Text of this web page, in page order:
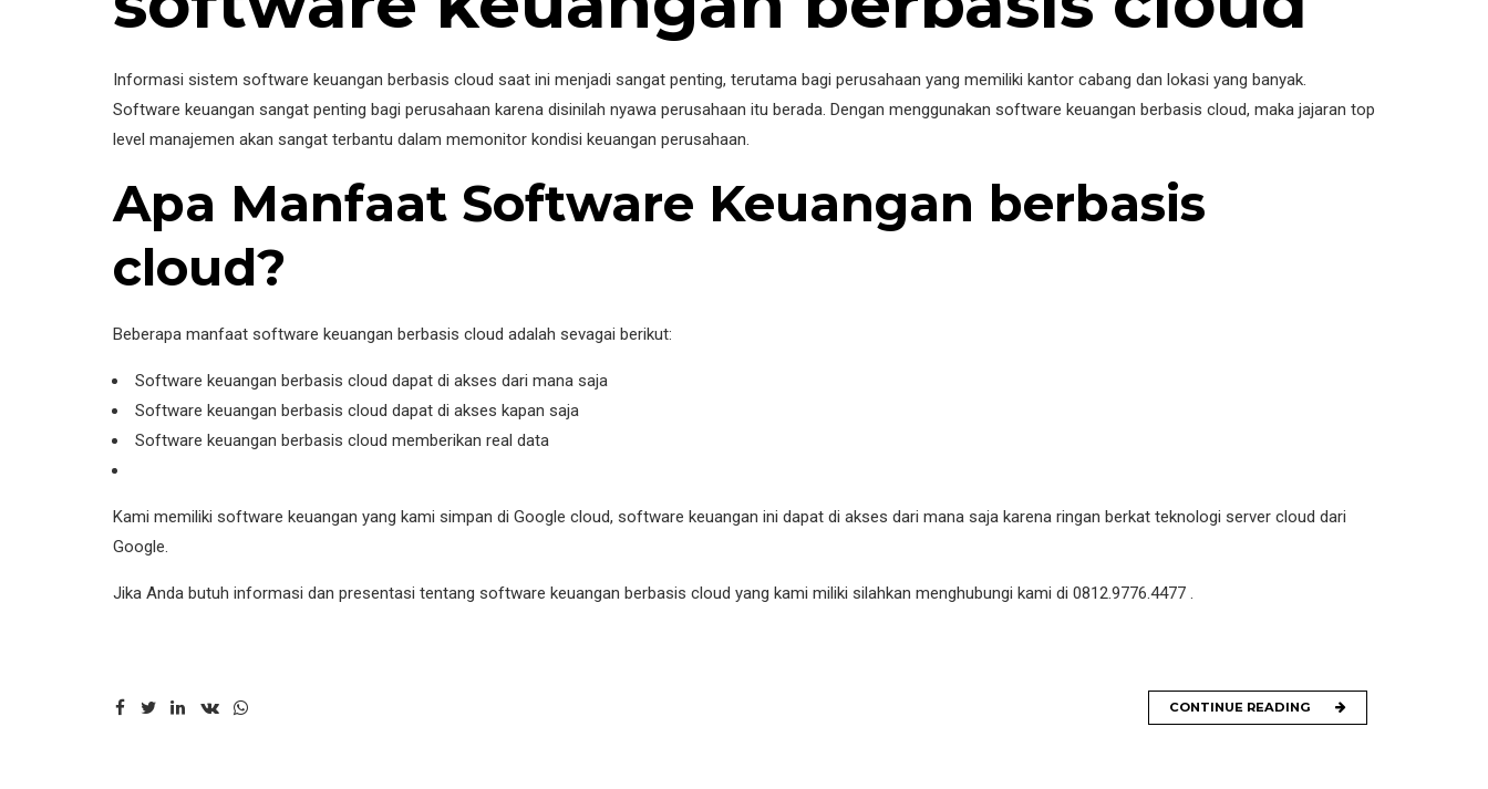
Informasi sistem software keuangan berbasis cloud saat ini menjadi sangat penting, terutama bagi perusahaan yang memiliki kantor cabang dan lokasi yang banyak.
Software keuangan sangat penting bagi perusahaan karena disinilah nyawa perusahaan itu berada. Dengan menggunakan software keuangan berbasis cloud, maka jajaran top
level manajemen akan sangat terbantu dalam memonitor kondisi keuangan perusahaan.
Apa Manfaat Software Keuangan berbasis
cloud?
Beberapa manfaat software keuangan berbasis cloud adalah sevagai berikut:
Software keuangan berbasis cloud dapat di akses dari mana saja
Software keuangan berbasis cloud dapat di akses kapan saja
Software keuangan berbasis cloud memberikan real data
Kami memiliki software keuangan yang kami simpan di Google cloud, software keuangan ini dapat di akses dari mana saja karena ringan berkat teknologi server cloud dari
Google.
Jika Anda butuh informasi dan presentasi tentang software keuangan berbasis cloud yang kami miliki silahkan menghubungi kami di 0812.9776.4477 .
CONTINUE READING